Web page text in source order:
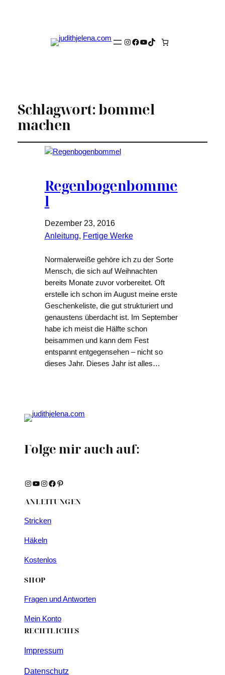
Instagram
Facebook
YouTube
TikTok
Schlagwort:bommel
machen
Regenbogenbomme
l
Dezember 23, 2016
Anleitung, Fertige Werke
Normalerweiße gehöre ich zu der Sorte
Mensch, die sich auf Weihnachten
bereits Monate zuvor vorbereitet. Oft
erstelle ich schon im August meine erste
Geschenkeliste, die gut strukturiert und
genaustens überdacht ist. Im September
habe ich meist die Hälfte schon
beisammen und kann dem Fest
entspannt entgegensehen – nicht so
dieses Jahr. Dieses Jahr ist alles…
Folge mir auch auf:
Instagram YouTube Instagram Facebook Pinterest
ANLEITUNGEN
Stricken
Häkeln
Kostenlos
SHOP
Fragen und Antworten
Mein Konto
RECHTLICHES
Impressum
Datenschutz